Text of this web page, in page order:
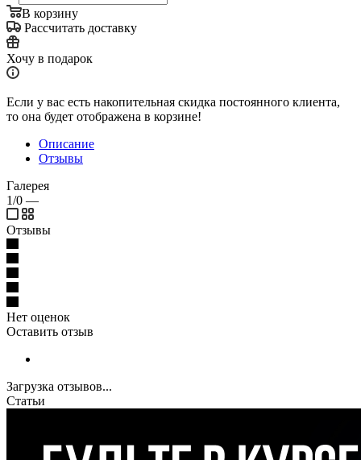
В корзину
Рассчитать доставку
Хочу в подарок
Если у вас есть накопительная скидка постоянного клиента,
то она будет отображена в корзине!
Описание
Отзывы
Галерея
1/0 —
Отзывы
Нет оценок
Оставить отзыв
Загрузка отзывов...
Статьи